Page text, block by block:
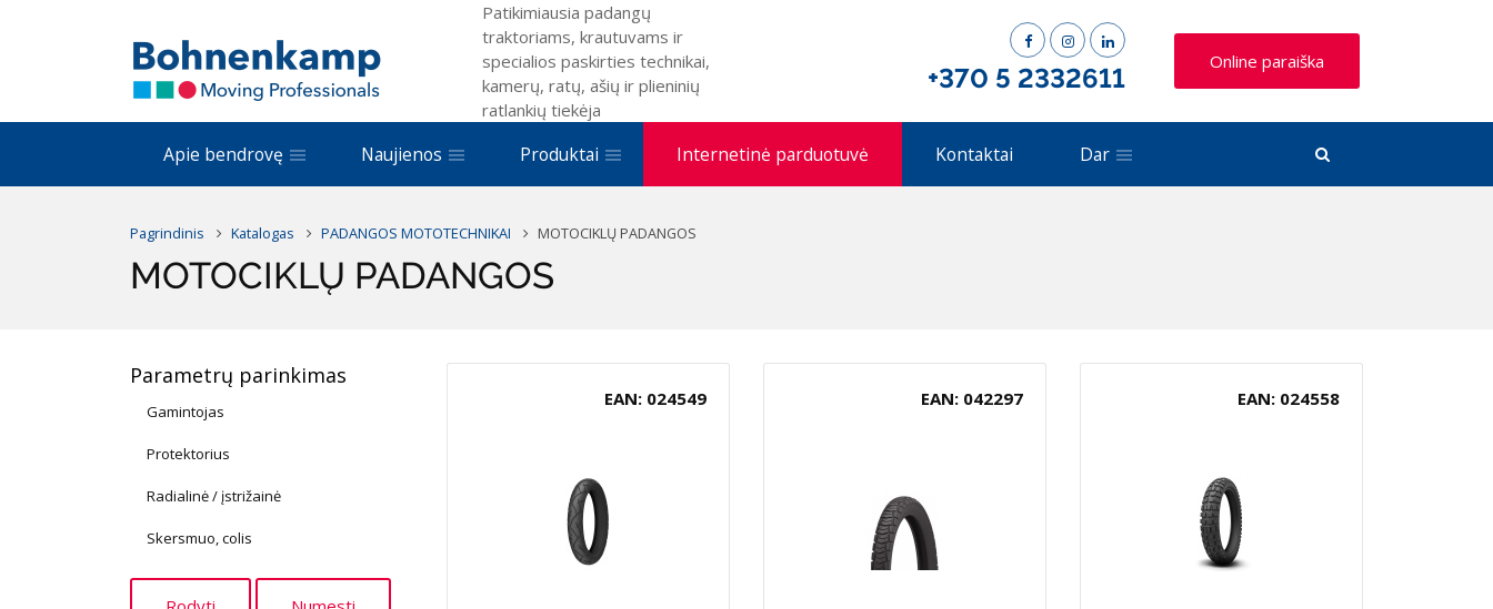
Patikimiausia padangų
traktoriams, krautuvams ir
specialios paskirties technikai,
kamerų, ratų, ašių ir plieninių
ratlankių tiekėja
+370 5 2332611
Online paraiška
Apie bendrovę Naujienos Produktai Internetinė parduotuvė Kontaktai Dar
Pagrindinis Katalogas PADANGOS MOTOTECHNIKAI MOTOCIKLŲ PADANGOS
MOTOCIKLŲ PADANGOS
Parametrų parinkimas
Gamintojas
Protektorius
Radialinė / įstrižainė
Skersmuo, colis
EAN: 024549 EAN: 042297 EAN: 024558